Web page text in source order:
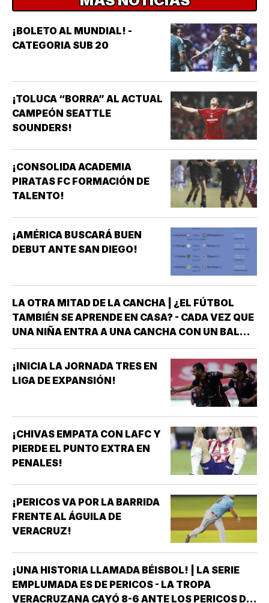
¡BOLETO AL MUNDIAL! -
CATEGORIA SUB 20
¡TOLUCA “BORRA” AL ACTUAL
CAMPEÓN SEATTLE
SOUNDERS!
¡CONSOLIDA ACADEMIA
PIRATAS FC FORMACIÓN DE
TALENTO!
¡AMÉRICA BUSCARÁ BUEN
DEBUT ANTE SAN DIEGO!
LA OTRA MITAD DE LA CANCHA | ¿EL FÚTBOL
TAMBIÉN SE APRENDE EN CASA? - CADA VEZ QUE
UNA NIÑA ENTRA A UNA CANCHA CON UN BALÓN
BAJO EL BRAZO, NO LLEGA SOLA *DETRÁS DE
ELLA SIEMPRE HAY ALGUIEN QUE LA LLEVÓ AL
ENTRENAMIENTO, QUE HIZO EL ESFUERZO…
¡INICIA LA JORNADA TRES EN
LIGA DE EXPANSIÓN!
¡CHIVAS EMPATA CON LAFC Y
PIERDE EL PUNTO EXTRA EN
PENALES!
¡PERICOS VA POR LA BARRIDA
FRENTE AL ÁGUILA DE
VERACRUZ!
¡UNA HISTORIA LLAMADA BÉISBOL! | LA SERIE
EMPLUMADA ES DE PERICOS - LA TROPA
VERACRUZANA CAYÓ 8-6 ANTE LOS PERICOS DE